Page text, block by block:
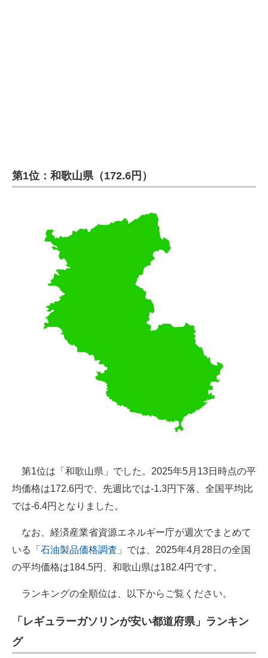
第1位：和歌山県（172.6円）
第1位は「和歌山県」でした。2025年5月13日時点の平
均価格は172.6円で、先週比では-1.3円下落、全国平均比
では-6.4円となりました。
なお、経済産業省資源エネルギー庁が週次でまとめて
いる「 石油製品価格調査 」では、2025年4月28日の全国
の平均価格は184.5円、和歌山県は182.4円です。
ランキングの全順位は、以下からご覧ください。
「レギュラーガソリンが安い都道府県」ランキン
グ